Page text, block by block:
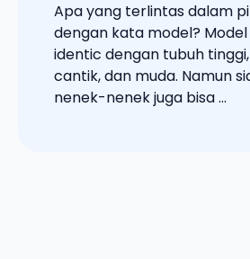
Apa yang terlintas dalam
dengan kata model?
identic dengan tubuh
cantik, dan muda. Namun
nenek-nenek juga bisa ...